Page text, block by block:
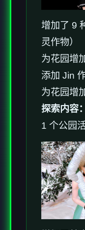
增加了 9
灵作物）
为花园增
添加 Jin
为花园增
探索内容：
1 个公园